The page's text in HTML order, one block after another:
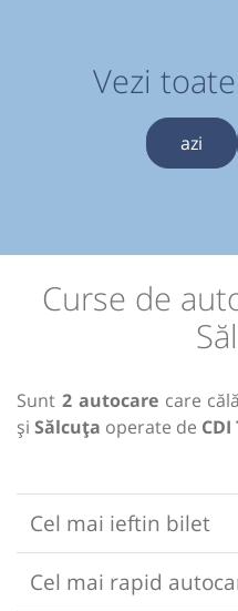
Vezi
azi
Curse de
Sunt 2 autocarecare
și Sălcuța operate de
Cel mai ieftin bilet
Cel mai rapid